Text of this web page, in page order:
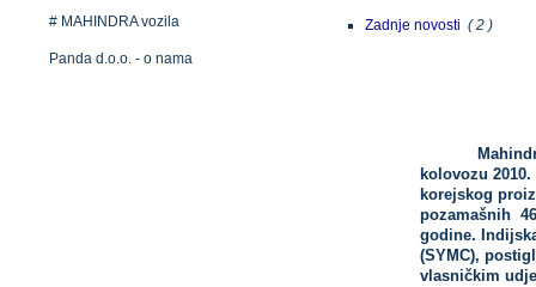
# MAHINDRA vozila
Panda d.o.o. - o nama
Zadnje novosti ( 2 )
kolovozu
korejskog
pozamašnih
godine.
(SYMC),
vlasničkim